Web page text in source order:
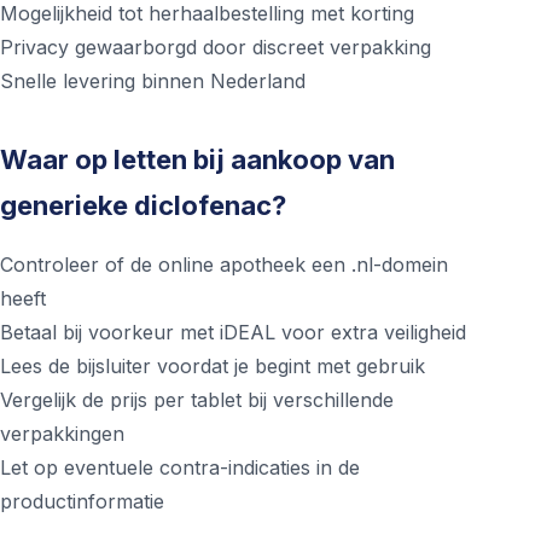
Mogelijkheid tot herhaalbestelling met korting
Privacy gewaarborgd door discreet verpakking
Snelle levering binnen Nederland
Waar op letten bij aankoop van
generieke diclofenac?
Controleer of de online apotheek een .nl-domein
heeft
Betaal bij voorkeur met iDEAL voor extra veiligheid
Lees de bijsluiter voordat je begint met gebruik
Vergelijk de prijs per tablet bij verschillende
verpakkingen
Let op eventuele contra-indicaties in de
productinformatie